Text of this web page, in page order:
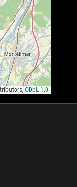
ODbL 1.0